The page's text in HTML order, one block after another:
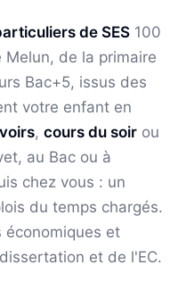
deSES 100
Melun, de la primaire
Bac+5, issus des
votre enfant en
, cours du soir ou
au Bac ou à
chez vous : un
du temps chargés.
économiques et
et de l'EC.